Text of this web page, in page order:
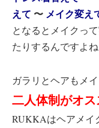
えて 〜 メイク変え
となるとメイクっ
たりするんですよね
ガラリとヘアもメ
二人体制がオス
RUKKAはヘアメイ